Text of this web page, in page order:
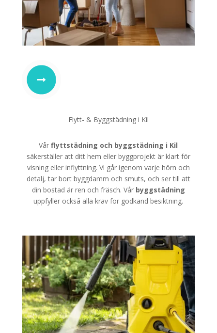
Flytt- & Byggstädning i Kil
Vårflyttstädning och byggstädning i Kil
säkerställer att ditt hem eller byggprojekt är klart för
visning eller inflyttning. Vi går igenom varje hörn och
detalj, tar bort byggdamm och smuts, och ser till att
din bostad är ren och fräsch. Vår byggstädning
uppfyller också alla krav för godkänd besiktning.